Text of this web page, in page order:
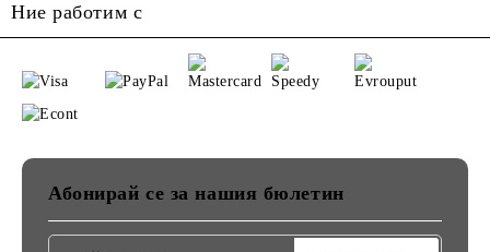
Ние работим с
Абонирай се за нашия бюлетин